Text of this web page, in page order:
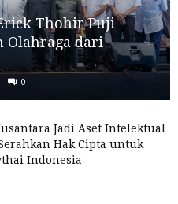
Thohir Puji
Olahraga dari
0
Jadi Aset Intelektual
Hak Cipta untuk
Indonesia